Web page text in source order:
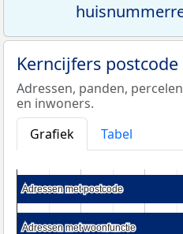
Kerncijfers postcode
Adressen, panden,
en inwoners.
Grafiek
Tabel
Adressen met postcode
Adressen met postcode
Adressen met woonfunctie
Adressen met woonfunctie